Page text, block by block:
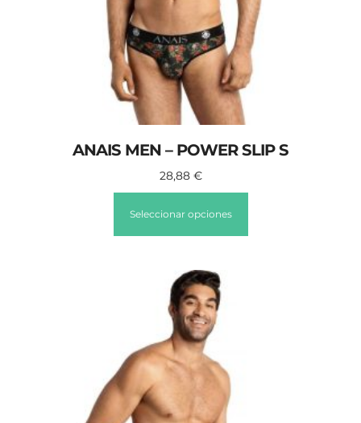
ANAIS MEN – POWER SLIP S
28,88 €
Seleccionar opciones